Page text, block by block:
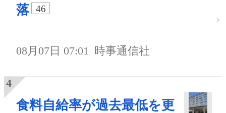
落
46
08月07日 07:01 時事通信社
食料自給率が過去最低を更